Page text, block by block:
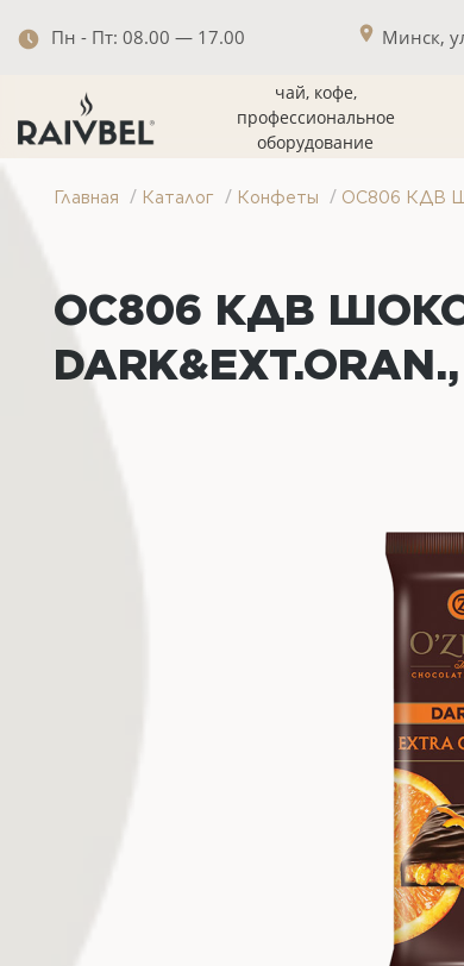
Пн - Пт: 08.00 — 17.00 Минск,
чай, кофе,
профессиональное
оборудование
Главная / Каталог / Конфеты / ОС806 КДВ
ОС806 КДВ